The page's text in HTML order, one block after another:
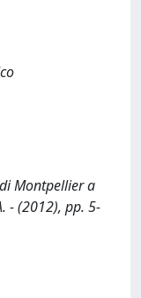
Montpellier a
- (2012), pp. 5-